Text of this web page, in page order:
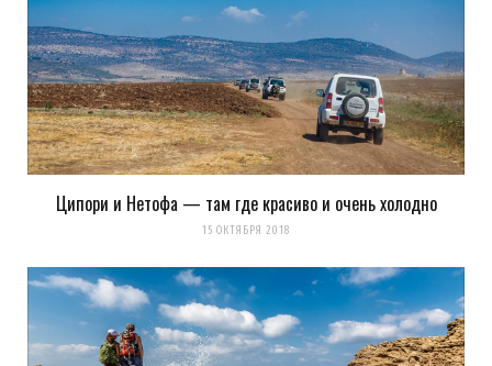
Ципори и Нетофа — там где красиво и очень холодно
15 ОКТЯБРЯ 2018